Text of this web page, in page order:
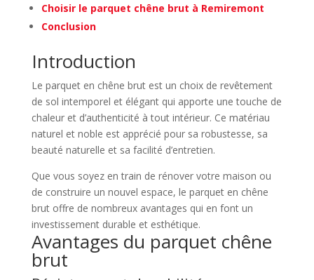
Choisir le parquet chêne brut à Remiremont
Conclusion
Introduction
Le parquet en chêne brut est un choix de revêtement
de sol intemporel et élégant qui apporte une touche de
chaleur et d’authenticité à tout intérieur. Ce matériau
naturel et noble est apprécié pour sa robustesse, sa
beauté naturelle et sa facilité d’entretien.
Que vous soyez en train de rénover votre maison ou
de construire un nouvel espace, le parquet en chêne
brut offre de nombreux avantages qui en font un
investissement durable et esthétique.
Avantages du parquet chêne
brut